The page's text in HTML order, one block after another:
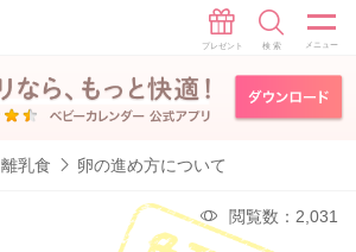
離乳食 卵の進め方について
閲覧数：2,031